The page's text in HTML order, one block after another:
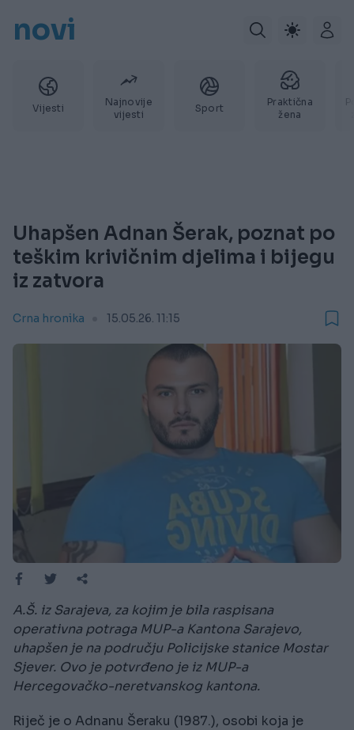
novi
Vijesti
Najnovije
vijesti
Sport
Praktična
žena
Uhapšen Adnan Šerak, poznat po
teškim krivičnim djelima i bijegu
iz zatvora
Crna hronika 15.05.26. 11:15
A.Š. iz Sarajeva, za kojim je bila raspisana
operativna potraga MUP-a Kantona Sarajevo,
uhapšen je na području Policijske stanice Mostar
Sjever. Ovo je potvrđeno je iz MUP-a
Hercegovačko-neretvanskog kantona.
Riječ je o Adnanu Šeraku (1987.), osobi koja je